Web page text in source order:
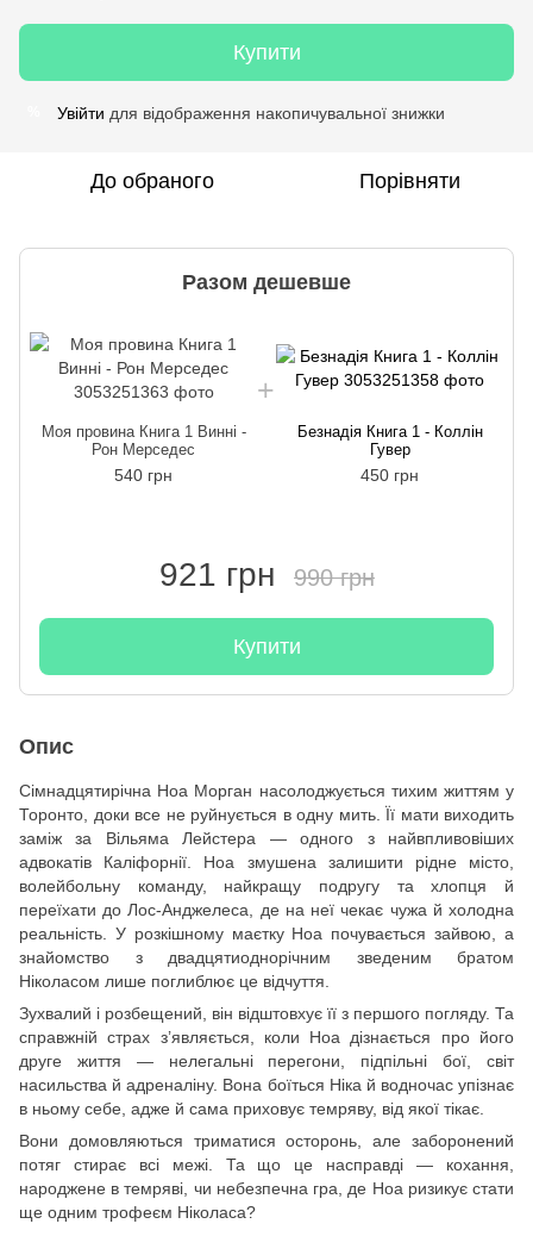
Купити
Увійти для відображення накопичувальної знижки
До обраного Порівняти
Разом дешевше
Моя провина Книга 1 Винні -
Рон Мерседес
540 грн
Безнадія Книга 1 - Коллін
Гувер
450 грн
921 грн 990 грн
Купити
Опис
Сімнадцятирічна Ноа Морган насолоджується тихим життям у
Торонто, доки все не руйнується в одну мить. Її мати виходить
заміж за Вільяма Лейстера — одного з найвпливовіших
адвокатів Каліфорнії. Ноа змушена залишити рідне місто,
волейбольну команду, найкращу подругу та хлопця й
переїхати до Лос-Анджелеса, де на неї чекає чужа й холодна
реальність. У розкішному маєтку Ноа почувається зайвою, а
знайомство з двадцятиоднорічним зведеним братом
Ніколасом лише поглиблює це відчуття.
Зухвалий і розбещений, він відштовхує її з першого погляду. Та
справжній страх з’являється, коли Ноа дізнається про його
друге життя — нелегальні перегони, підпільні бої, світ
насильства й адреналіну. Вона боїться Ніка й водночас упізнає
в ньому себе, адже й сама приховує темряву, від якої тікає.
Вони домовляються триматися осторонь, але заборонений
потяг стирає всі межі. Та що це насправді — кохання,
народжене в темряві, чи небезпечна гра, де Ноа ризикує стати
ще одним трофеєм Ніколаса?